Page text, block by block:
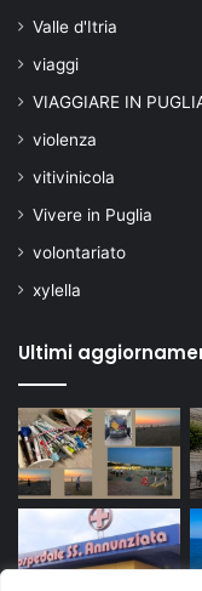
Valle d'Itria
viaggi
VIAGGIARE IN
violenza
vitivinicola
Vivere in Puglia
volontariato
xylella
Ultimi